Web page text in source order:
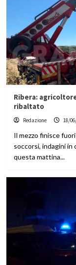
Ribera:
ribaltato
Redazione 18/
Il mezzo finisce
soccorsi, indagini
questa mattina...